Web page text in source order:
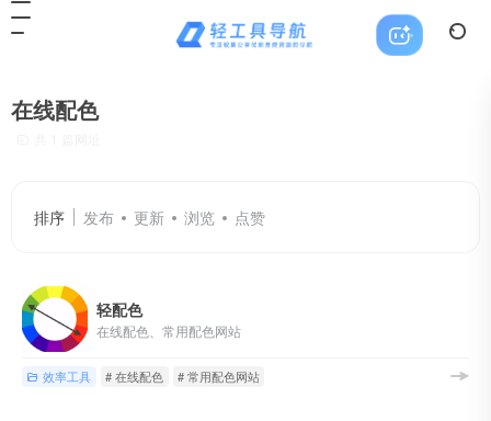
在线配色
排序 发布 更新 浏览 点赞
轻配色
在线配色、常用配色网站
效率工具 # 在线配色 # 常用配色网站